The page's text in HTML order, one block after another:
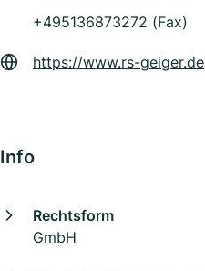
+495136873272 (Fax)
https://www.rs-geiger.de
Info
Rechtsform
GmbH